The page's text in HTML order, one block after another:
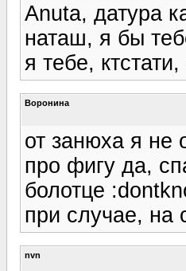
Anuta, датура
наташ, я бы
я тебе,
Воронина
от занюха я не
про фигу да,
болотце
при случае, на
nvn